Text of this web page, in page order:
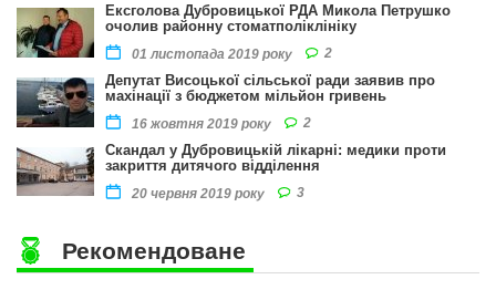
Ексголова Дубровицької РДА Микола Петрушко
очолив районну стоматполіклініку
01 листопада 2019 року 2
Депутат Висоцької сільської ради заявив про
махінації з бюджетом мільйон гривень
16 жовтня 2019 року 2
Скандал у Дубровицькій лікарні: медики проти
закриття дитячого відділення
20 червня 2019 року 3
Рекомендоване